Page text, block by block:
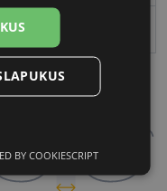
akinių dydį?
Rinkodaros
slapukai
BY COOKIESCRIPT